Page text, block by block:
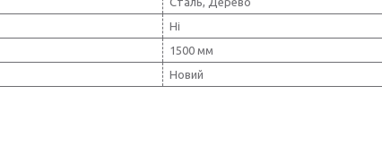
Ні
1500 мм
Новий